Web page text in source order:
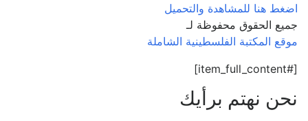
اضغط هنا للمشاهدة والتحميل
جميع الحقوق محفوظة لـ
موقع المكتبة الفلسطينية الشاملة
[#item_full_content]
نحن نهتم برأيك